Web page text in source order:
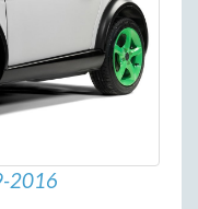
2016